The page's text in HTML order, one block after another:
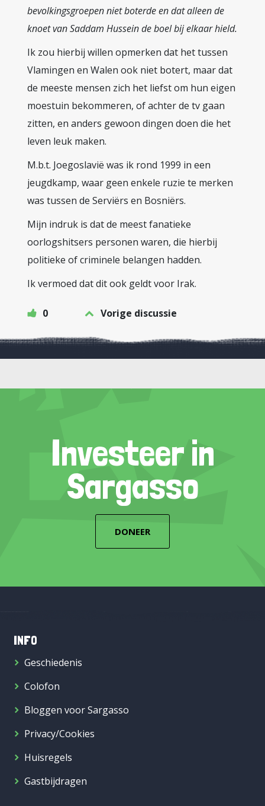
bevolkingsgroepen niet boterde en dat alleen de
knoet van Saddam Hussein de boel bij elkaar hield.
Ik zou hierbij willen opmerken dat het tussen
Vlamingen en Walen ook niet botert, maar dat
de meeste mensen zich het liefst om hun eigen
moestuin bekommeren, of achter de tv gaan
zitten, en anders gewoon dingen doen die het
leven leuk maken.
M.b.t. Joegoslavië was ik rond 1999 in een
jeugdkamp, waar geen enkele ruzie te merken
was tussen de Serviërs en Bosniërs.
Mijn indruk is dat de meest fanatieke
oorlogshitsers personen waren, die hierbij
politieke of criminele belangen hadden.
Ik vermoed dat dit ook geldt voor Irak.
0 Vorige discussie
Investeer in
Sargasso
DONEER
INFO
Geschiedenis
Colofon
Bloggen voor Sargasso
Privacy/Cookies
Huisregels
Gastbijdragen